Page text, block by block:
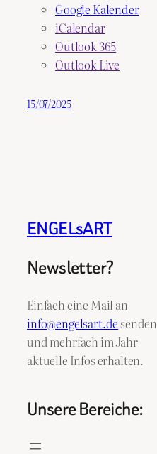
Google Kalender
iCalendar
Outlook 365
Outlook Live
15/07/2025
ENGELsART
Newsletter?
Einfach eine Mail an
info@engelsart.desenden
und mehrfach im Jahr
aktuelle Infos erhalten.
Unsere Bereiche: